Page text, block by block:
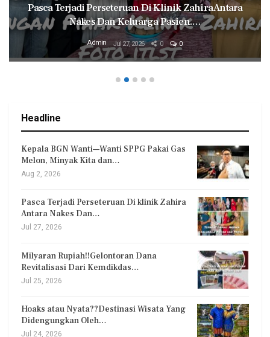
Pasca Terjadi Perseteruan Di Klinik Zahira Antara
Nakes Dan Keluarga Pasien.…
Admin Jul 27, 2026 0 0
Headline
Kepala BGN Wanti—Wanti SPPG Pakai Gas
Melon, Minyak Kita dan…
Aug 2, 2026
Pasca Terjadi Perseteruan Di klinik Zahira
Antara Nakes Dan…
Jul 27, 2026
Milyaran Rupiah!!Gelontoran Dana
Revitalisasi Dari Kemdikdas…
Jul 25, 2026
Hoaks atau Nyata??Destinasi Wisata Yang
Didengungkan Oleh…
Jul 24, 2026